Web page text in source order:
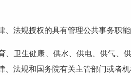
、法规授权的具有管理公共事务职
卫生健康、供水、供电、供气、供
、法规和国务院有关主管部门或者